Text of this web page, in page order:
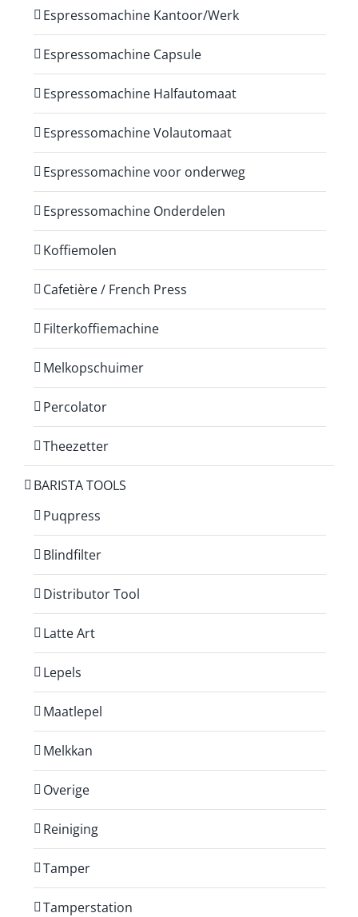
Espressomachine Kantoor/Werk
Espressomachine Capsule
Espressomachine Halfautomaat
Espressomachine Volautomaat
Espressomachine voor onderweg
Espressomachine Onderdelen
Koffiemolen
Cafetière / French Press
Filterkoffiemachine
Melkopschuimer
Percolator
Theezetter
BARISTA TOOLS
Puqpress
Blindfilter
Distributor Tool
Latte Art
Lepels
Maatlepel
Melkkan
Overige
Reiniging
Tamper
Tamperstation